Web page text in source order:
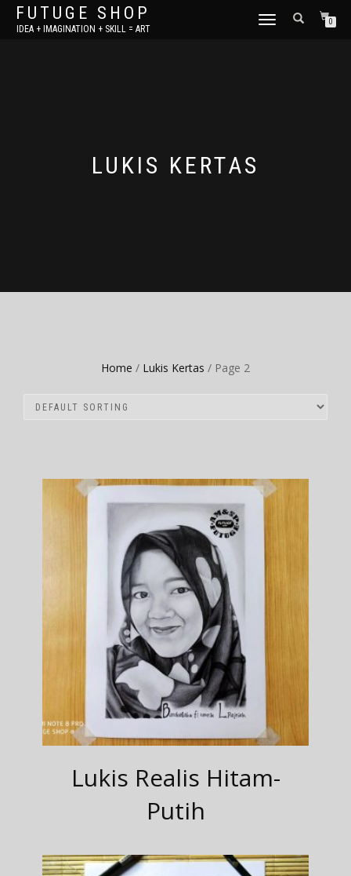
FUTUGE SHOP
IDEA + IMAGINATION + SKILL = ART
TOGGLE
0
LUKIS KERTAS
Home / Lukis Kertas / Page 2
Lukis Realis Hitam-
Putih